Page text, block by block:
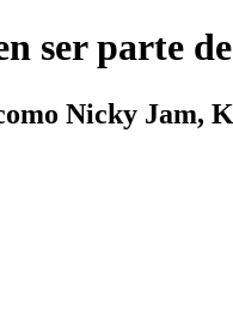
ser parte
Nicky Jam,